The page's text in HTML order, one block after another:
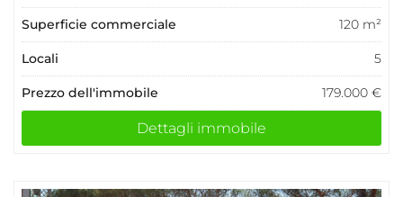
Superficie commerciale 120 m²
Locali 5
Prezzo dell'immobile 179.000 €
Dettagli immobile